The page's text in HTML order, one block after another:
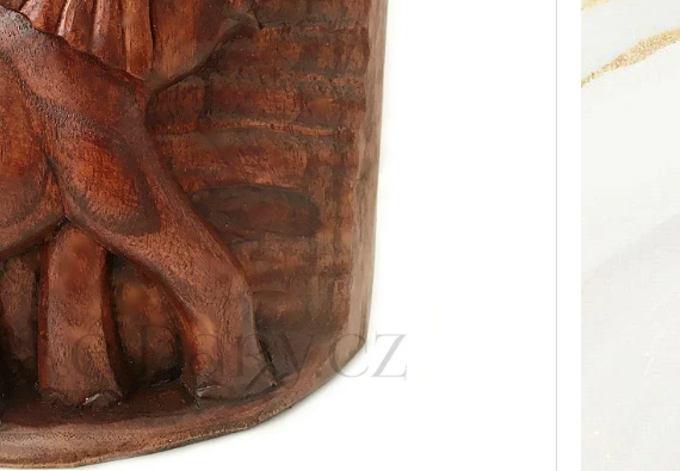
LUXUSNÍ XL SOCHA SOUSOŠÍ DELFÍN 2 /
DŘEVO 1,1M
2 373 Kč
Původně: 3 490 Kč